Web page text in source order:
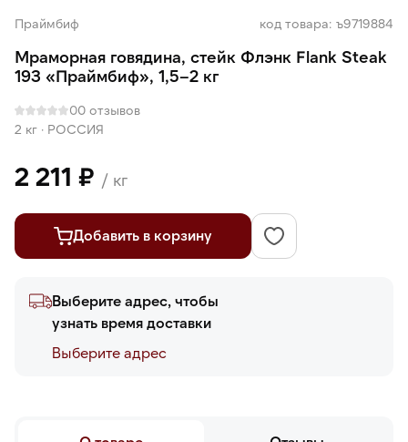
Праймбиф код товара: ъ9719884
Мраморная говядина, стейк Флэнк Flank Steak
193 «Праймбиф», 1,5–2 кг
00 отзывов
2 кг · РОССИЯ
2 211 ₽ / кг
Добавить в корзину
Выберите адрес, чтобы
узнать время доставки
Выберите адреc